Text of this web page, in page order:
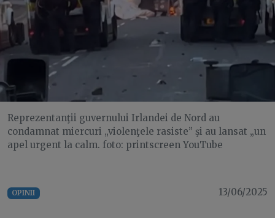
Reprezentanţii guvernului Irlandei de Nord au
condamnat miercuri „violenţele rasiste” şi au lansat „un
apel urgent la calm. foto: printscreen YouTube
OPINII 13/06/2025